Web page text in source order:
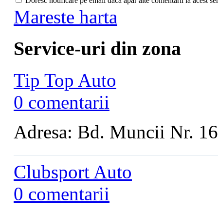
Mareste harta
Service-uri din zona
Tip Top Auto
0 comentarii
Adresa: Bd. Muncii Nr.
Clubsport Auto
0 comentarii